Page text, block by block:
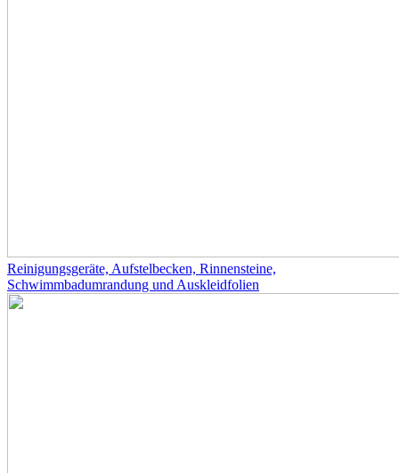
Reinigungsgeräte, Aufstelbecken, Rinnensteine,
Schwimmbadumrandung und Auskleidfolien